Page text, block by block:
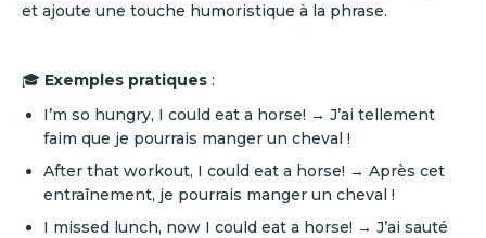
et ajoute une touche humoristique à la phrase.
🎓 Exemples pratiques :
I’m so hungry, I could eat a horse! → J’ai tellement
faim que je pourrais manger un cheval !
After that workout, I could eat a horse! → Après cet
entraînement, je pourrais manger un cheval !
I missed lunch, now I could eat a horse! → J’ai sauté